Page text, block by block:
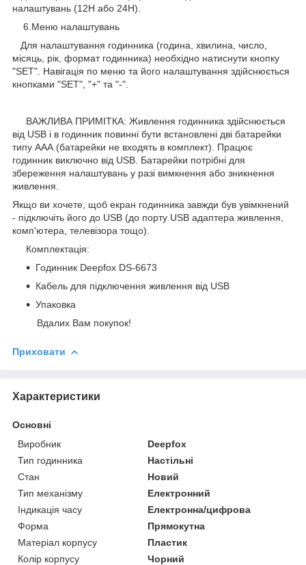
налаштувань (12H або 24H).
6.Меню налаштувань
Для налаштування годинника (година, хвилина, число,
місяць, рік, формат годинника) необхідно натиснути кнопку
"SET". Навігація по меню та його налаштування здійснюється
кнопками "SET", "+" та "-".
ВАЖЛИВА ПРИМІТКА: Живлення годинника здійснюється
від USB і в годинник повинні бути встановлені дві батарейки
типу ААА (батарейки не входять в комплект). Працює
годинник виключно від USB. Батарейки потрібні для
збереження налаштувань у разі вимкнення або зникнення
живлення.
Якщо ви хочете, щоб екран годинника завжди був увімкнений
- підключіть його до USB (до порту USB адаптера живлення,
комп'ютера, телевізора тощо).
Комплектація:
Годинник Deepfox DS-6673
Кабель для підключення живлення від USB
Упаковка
Вдалих Вам покупок!
Приховати
Характеристики
Основні
Виробник
Deepfox
Тип годинника
Настільні
Стан
Новий
Тип механізму
Електронний
Індикація часу
Електронна/цифрова
Форма
Прямокутна
Матеріал корпусу
Пластик
Колір корпусу
Чорний